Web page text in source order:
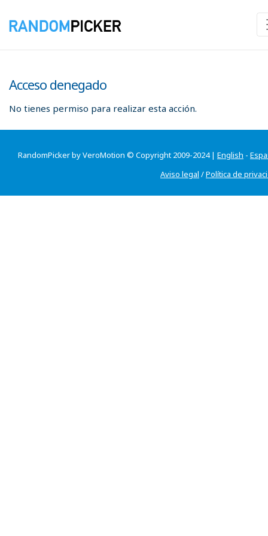
Acceso denegado
No tienes permiso para realizar esta acción.
RandomPicker by VeroMotion © Copyright 2009-2024 | English -
Aviso legal /Política de